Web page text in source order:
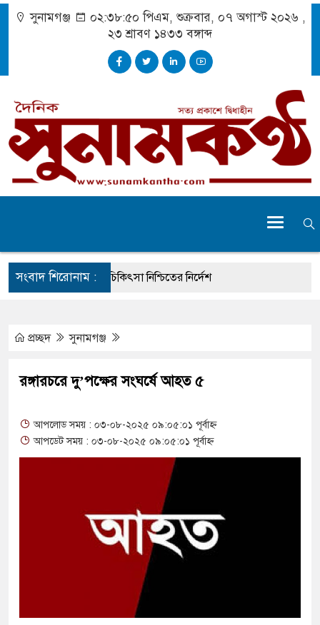
সুনামগঞ্জ ০২:৩৮:৫১ পিএম, শুক্রবার, ০৭ অগাস্ট ২০২৬ ,
২৩ শ্রাবণ ১৪৩৩ বঙ্গাব্দ
সংবাদ শিরোনাম :
দুর্ঘটনায় আহতদের চিকিৎসা নিশ্চিতের নির্দেশ
দিবস পালিত
নিয়ে চলাচল
অভাবে অনিশ্চয়তায় হাওরের শত শত শিক্ষার্থীর
সম্মেলন রফিকুল ইসলামের প্রতিপক্ষের সব অভিযোগ
সংকট চুলা জ্বলে না, পাম্পে দীর্ঘ লাইন
প্রচ্ছদ সুনামগঞ্জ
রঙ্গারচরে দু’পক্ষের সংঘর্ষে আহত ৫
আপলোড সময় : ০৩-০৮-২০২৫ ০৯:০৫:০১ পূর্বাহ্ন
আপডেট সময় : ০৩-০৮-২০২৫ ০৯:০৫:০১ পূর্বাহ্ন